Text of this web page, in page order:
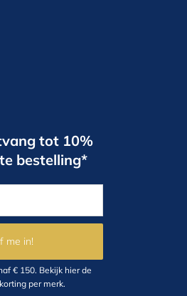
tot 10%
bestelling*
me in!
€ 150. Bekijk hierde
per merk.